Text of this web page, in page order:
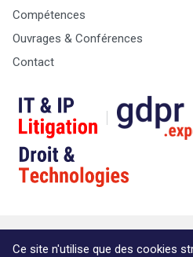
Compétences
Ouvrages & Conférences
Contact
© Copyright Max & Zoé SPRL -
Ce site n'utilise que des cookies